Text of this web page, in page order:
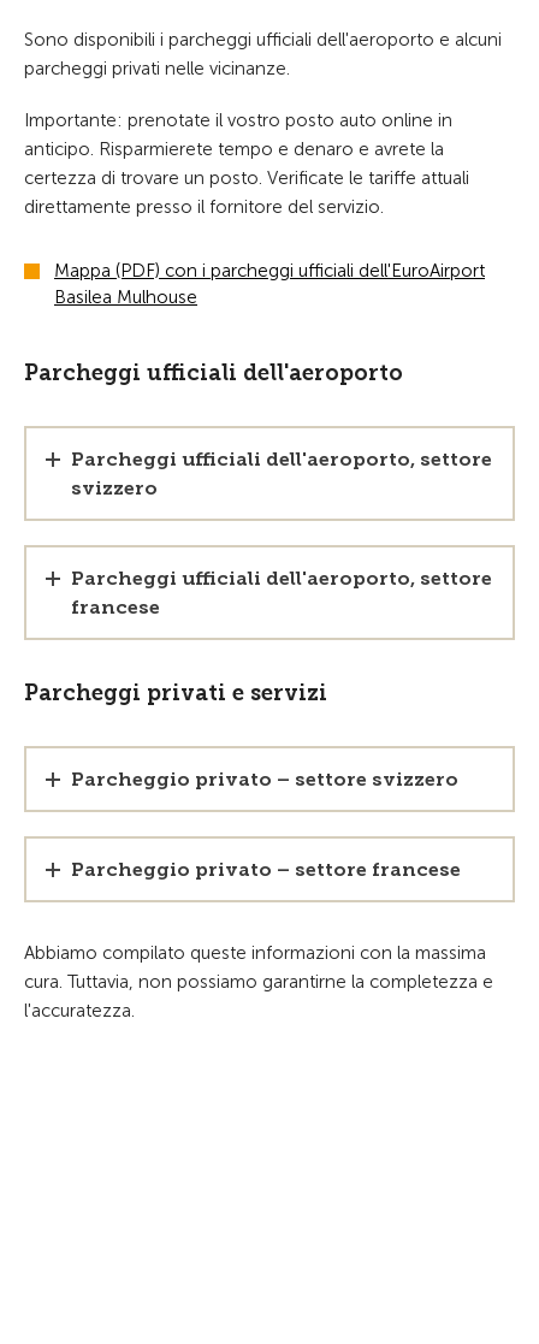
Sono disponibili i parcheggi ufficiali dell'aeroporto e alcuni
parcheggi privati nelle vicinanze.
Importante: prenotate il vostro posto auto online in
anticipo. Risparmierete tempo e denaro e avrete la
certezza di trovare un posto. Verificate le tariffe attuali
direttamente presso il fornitore del servizio.
Mappa (PDF) con i parcheggi ufficiali dell'EuroAirport
Basilea Mulhouse
Parcheggi ufficiali dell'aeroporto
Parcheggi ufficiali dell'aeroporto, settore
svizzero
Parcheggi ufficiali dell'aeroporto, settore
francese
Parcheggi privati e servizi
Parcheggio privato – settore svizzero
Parcheggio privato – settore francese
Abbiamo compilato queste informazioni con la massima
cura. Tuttavia, non possiamo garantirne la completezza e
l'accuratezza.